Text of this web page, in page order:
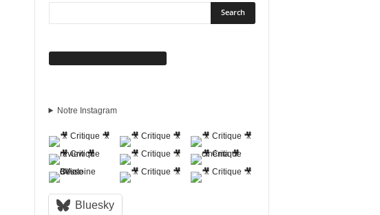
Notre Instagram
Bluesky